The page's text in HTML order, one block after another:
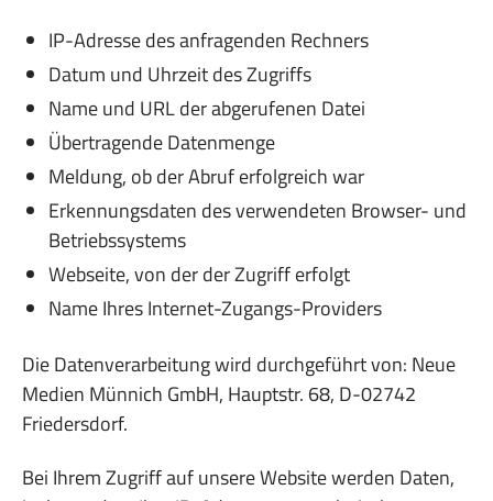
IP-Adresse des anfragenden Rechners
Datum und Uhrzeit des Zugriffs
Name und URL der abgerufenen Datei
Übertragende Datenmenge
Meldung, ob der Abruf erfolgreich war
Erkennungsdaten des verwendeten Browser- und
Betriebssystems
Webseite, von der der Zugriff erfolgt
Name Ihres Internet-Zugangs-Providers
Die Datenverarbeitung wird durchgeführt von: Neue
Medien Münnich GmbH, Hauptstr. 68, D-02742
Friedersdorf.
Bei Ihrem Zugriff auf unsere Website werden Daten,